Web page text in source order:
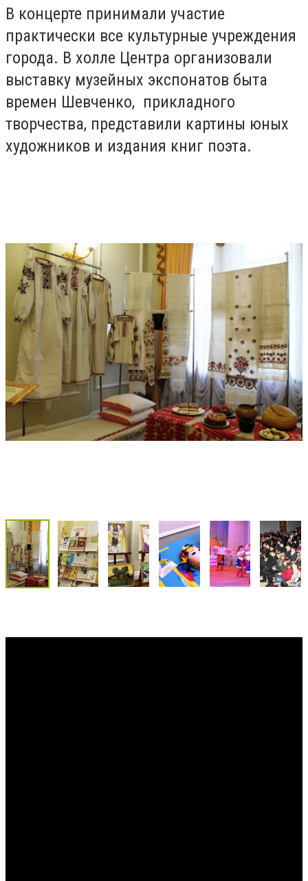
В концерте принимали участие
практически все культурные учреждения
города. В холле Центра организовали
выставку музейных экспонатов быта
времен Шевченко, прикладного
творчества, представили картины юных
художников и издания книг поэта.